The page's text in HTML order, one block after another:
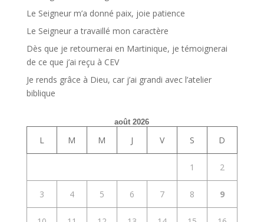
Le Seigneur m’a donné paix, joie patience
Le Seigneur a travaillé mon caractère
Dès que je retournerai en Martinique, je témoignerai
de ce que j’ai reçu à CEV
Je rends grâce à Dieu, car j’ai grandi avec l’atelier
biblique
août 2026
L M M J V S D
1 2
3 4 5 6 7 8 9